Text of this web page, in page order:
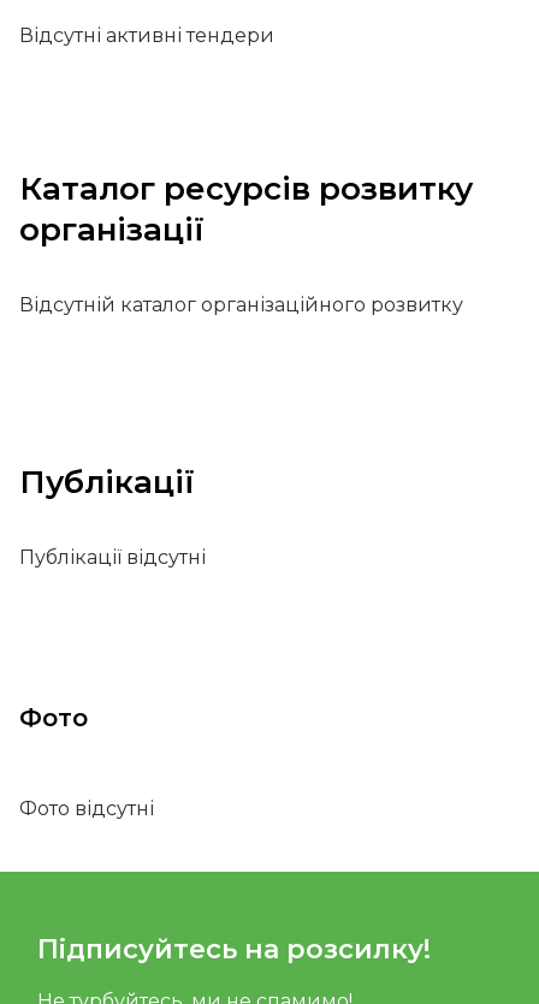
Відсутні активні тендери
Каталог ресурсів розвитку
організації
Відсутній каталог організаційного розвитку
Публікації
Публікації відсутні
Фото
Фото відсутні
Підписуйтесь на розсилку!